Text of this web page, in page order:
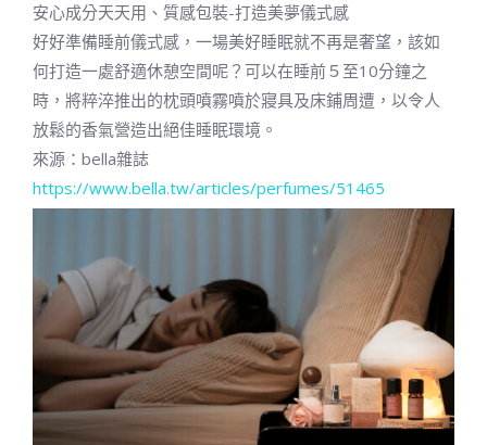
安心成分天天用、質感包裝-打造美夢儀式感
好好準備睡前儀式感，一場美好睡眠就不再是奢望，該如
何打造一處舒適休憩空間呢？可以在睡前５至10分鐘之
時，將粹淬推出的枕頭噴霧噴於寢具及床鋪周遭，以令人
放鬆的香氣營造出絕佳睡眠環境。
來源：bella雜誌
https://www.bella.tw/articles/perfumes/51465